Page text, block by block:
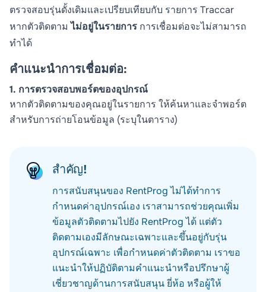
ตรวจสอบรุ่นดั้งเดิมและเปรียบเทียบกับ รายการ Traccar
หากตัวติดตามไม่อยู่ในรายการ การเชื่อมต่อจะไม่สามารถ
ทำได้
คำแนะนำการเชื่อมต่อ:
1. การตรวจสอบพอร์ตของอุปกรณ์
หากตัวติดตามของคุณอยู่ในรายการ ให้ค้นหาและจำพอร์ต
สำหรับการถ่ายโอนข้อมูล (ระบุในตาราง)
สำคัญ!
การสนับสนุนของ RentProg ไม่ได้ทำการ
กำหนดค่าอุปกรณ์เอง เราสามารถช่วยคุณเพิ่ม
ข้อมูลตัวติดตามไปยัง RentProg ได้ แต่ตัว
ติดตามเองมีลักษณะเฉพาะและขึ้นอยู่กับรุ่น
อุปกรณ์เฉพาะ เพื่อกำหนดค่าตัวติดตาม เราขอ
แนะนำให้ปฏิบัติตามคำแนะนำหรือปรึกษาผู้
เชี่ยวชาญด้านการสนับสนุน ยี่ห้อ หรือผู้ให้